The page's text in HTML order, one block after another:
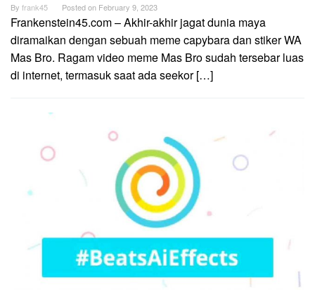
By frank45 Posted on February 9, 2023
Frankenstein45.com – Akhir-akhir jagat dunia maya
diramaikan dengan sebuah meme capybara dan stiker WA
Mas Bro. Ragam video meme Mas Bro sudah tersebar luas
di internet, termasuk saat ada seekor […]